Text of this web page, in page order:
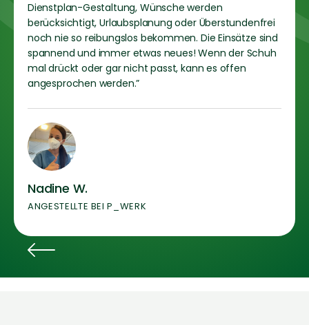
Dienstplan-Gestaltung, Wünsche werden
berücksichtigt, Urlaubsplanung oder Überstundenfrei
noch nie so reibungslos bekommen. Die Einsätze sind
spannend und immer etwas neues! Wenn der Schuh
mal drückt oder gar nicht passt, kann es offen
angesprochen werden.”
Nadine W.
ANGESTELLTE BEI P_WERK